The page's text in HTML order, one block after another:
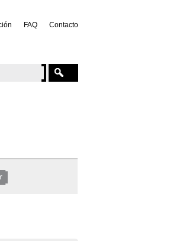
FAQ Contacto